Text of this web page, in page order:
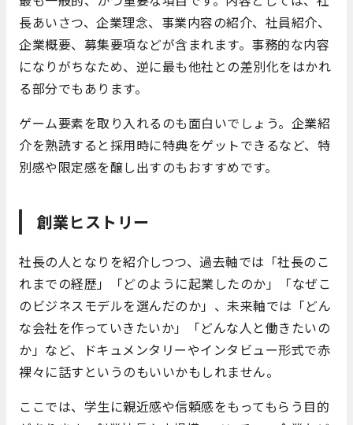
長あいさつ、企業理念、事業内容の紹介、社員紹介、
企業概要、募集要項などが含まれます。事務的な内容
になりがちなため、逆に最も他社との差別化をはかれ
る部分でもあります。
ゲーム要素を取り入れるのも面白いでしょう。企業紹
介を熟読すると採用時に特典をゲットできるなど、特
別感や限定感を醸し出すのもおすすめです。
創業ヒストリー
社長の人となりを紹介しつつ、過去軸では「社長のこ
れまでの経歴」「どのように起業したのか」「なぜこ
のビジネスモデルを選んだのか」、未来軸では「どん
な会社を作っていきたいか」「どんな人と働きたいの
か」など、ドキュメンタリーやインタビュー形式で赤
裸々に話すというのもいいかもしれません。
ここでは、学生に親近感や信頼感をもってもらう目的